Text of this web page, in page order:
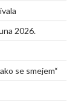
2026.
se smejem“